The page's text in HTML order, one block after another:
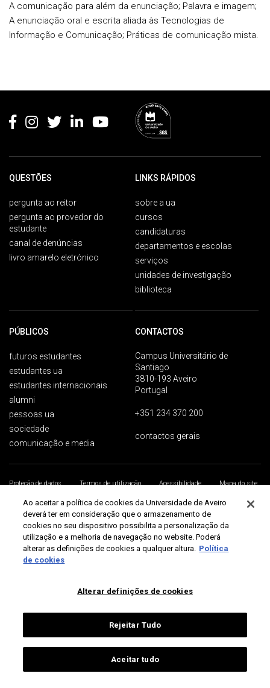
A comunicação para além da enunciação; Palavra e imagem;
A enunciação oral e escrita aliada às Tecnologias de
Informação e Comunicação; Práticas de comunicação mista.
QUESTÕES
pergunta ao reitor
pergunta ao provedor do
estudante
canal de denúncias
livro amarelo eletrónico
LINKS RÁPIDOS
sobre a ua
cursos
candidaturas
departamentos e escolas
serviços
unidades de investigação
biblioteca
PÚBLICOS
futuros estudantes
estudantes ua
estudantes internacionais
alumni
pessoas ua
sociedade
comunicação e media
CONTACTOS
Campus Universitário de
Santiago
3810-193 Aveiro
Portugal
+351 234 370 200
contactos gerais
Proteção de dados Termos de utilização Acessibilidade
Mapa do site
Universidade de Aveiro 2026
Ao aceitar a política de cookies da Universidade de Aveiro
deverá ter em consideração que o armazenamento de
cookies no seu dispositivo possibilita a personalização da
utilização e a melhoria de navegação no website. Poderá
alterar as definições de cookies a qualquer altura. Política
de cookies
Alterar definições de cookies
Rejeitar Tudo
Aceitar tudo